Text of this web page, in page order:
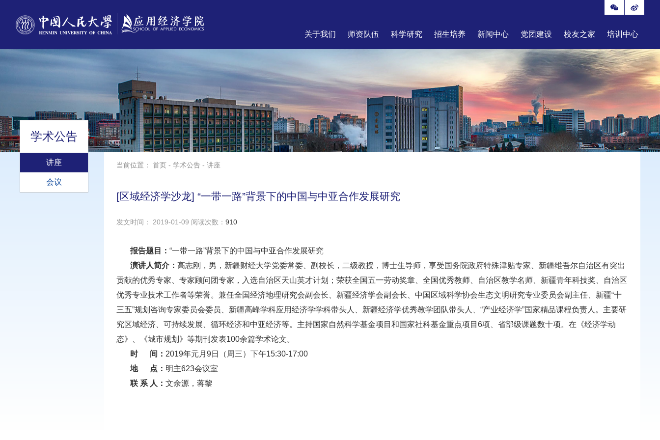
关于我们 师资队伍 科学研究 招生培养 新闻中心 党团建设 校友之家 培训中心
学术公告
讲座
会议
当前位置：首页 -学术公告 -讲座
[区域经济学沙龙​] “一带一路”背景下的中国与中亚合作发展研究
发文时间： 2019-01-09 阅读次数：910
报告题目：“一带一路”背景下的中国与中亚合作发展研究
演讲人简介：高志刚，男，新疆财经大学党委常委、副校长，二级教授，博士生导师，享受国务院政府特殊津贴专家、新疆维吾尔自治区有突出
贡献的优秀专家、专家顾问团专家，入选自治区天山英才计划；荣获全国五一劳动奖章、全国优秀教师、自治区教学名师、新疆青年科技奖、自治区
优秀专业技术工作者等荣誉。兼任全国经济地理研究会副会长、新疆经济学会副会长、中国区域科学协会生态文明研究专业委员会副主任、新疆“十
三五”规划咨询专家委员会委员、新疆高峰学科应用经济学学科带头人、新疆经济学优秀教学团队带头人、“产业经济学”国家精品课程负责人。主要研
究区域经济、可持续发展、循环经济和中亚经济等。主持国家自然科学基金项目和国家社科基金重点项目6项、省部级课题数十项。在《经济学动
态》、《城市规划》等期刊发表100余篇学术论文。
时 间： 2019年元月9日（周三）下午15:30-17:00
地 点： 明主623会议室
联 系 人：文余源，蒋黎